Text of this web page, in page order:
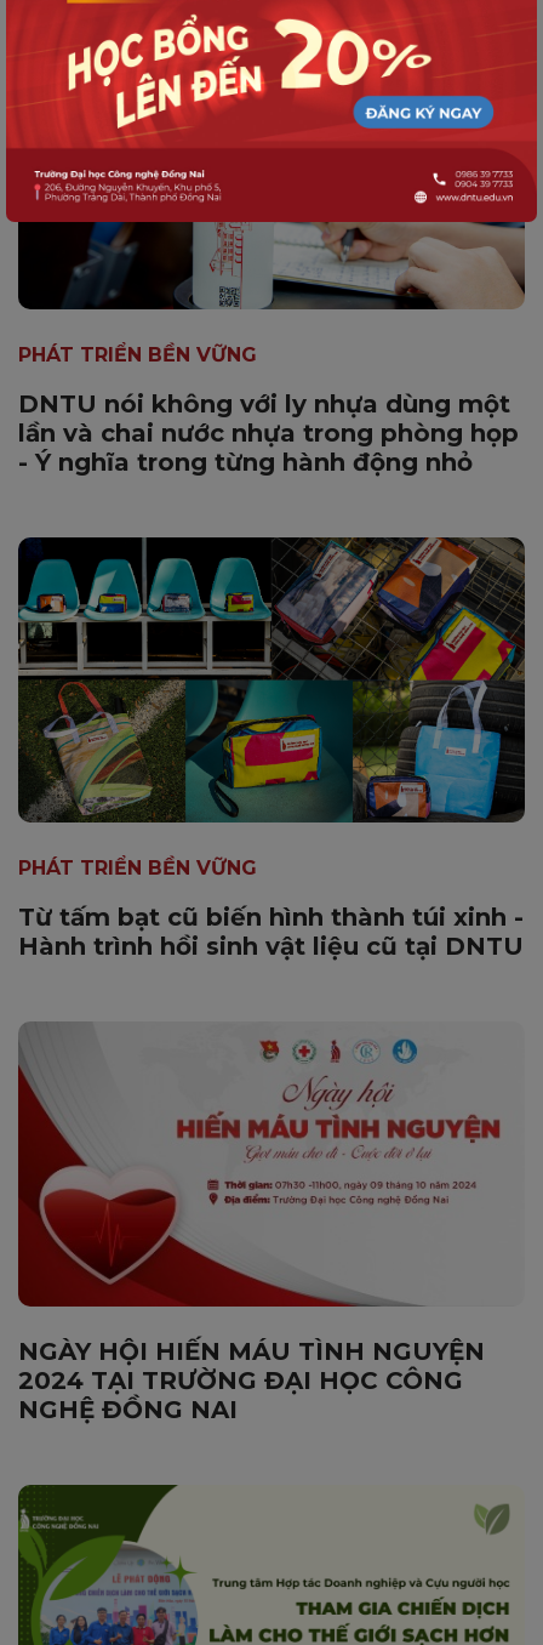
PHÁT TRIỂN BỀN VỮNG
DNTU nói không với ly nhựa dùng một
lần và chai nước nhựa trong phòng họp
- Ý nghĩa trong từng hành động nhỏ
PHÁT TRIỂN BỀN VỮNG
Từ tấm bạt cũ biến hình thành túi xinh -
Hành trình hồi sinh vật liệu cũ tại DNTU
NGÀY HỘI HIẾN MÁU TÌNH NGUYỆN
2024 TẠI TRƯỜNG ĐẠI HỌC CÔNG
NGHỆ ĐỒNG NAI